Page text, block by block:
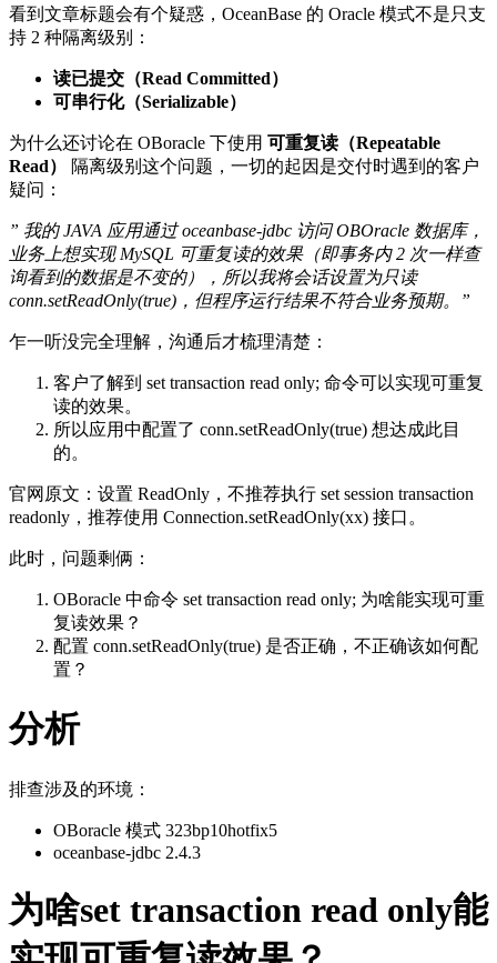
看到文章标题会有个疑惑，OceanBase 的 Oracle 模式不是只支
持 2 种隔离级别：
读已提交（Read Committed）
可串行化（Serializable）
为什么还讨论在 OBoracle 下使用 可重复读（Repeatable
Read）
隔离级别这个问题，一切的起因是交付时遇到的客户
疑问：
” 我的 JAVA 应用通过 oceanbase-jdbc 访问 OBOracle 数据库，
业务上想实现 MySQL 可重复读的效果（即事务内 2 次一样查
询看到的数据是不变的），所以我将会话设置为只读
conn.setReadOnly(true) ，但程序运行结果不符合业务预期。”
乍一听没完全理解，沟通后才梳理清楚：
客户了解到 set transaction read only; 命令可以实现可重复
读的效果。
所以应用中配置了 conn.setReadOnly(true) 想达成此目
的。
官网原文：设置 ReadOnly，不推荐执行 set session transaction
readonly ，推荐使用 Connection.setReadOnly(xx) 接口。
此时，问题剩俩：
OBoracle 中命令 set transaction read only; 为啥能实现可重
复读效果？
配置 conn.setReadOnly(true) 是否正确，不正确该如何配
置？
分析
排查涉及的环境：
OBoracle 模式 323bp10hotfix5
oceanbase-jdbc 2.4.3
为啥set transaction read only能